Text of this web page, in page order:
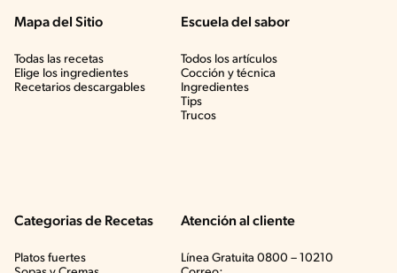
Mapa del Sitio
Todas las recetas
Elige los ingredientes
Recetarios descargables
Escuela del sabor
Todos los artículos
Cocción y técnica
Ingredientes
Tips
Trucos
Categorias de Recetas
Platos fuertes
Atención al cliente
Línea Gratuita 0800 – 10210